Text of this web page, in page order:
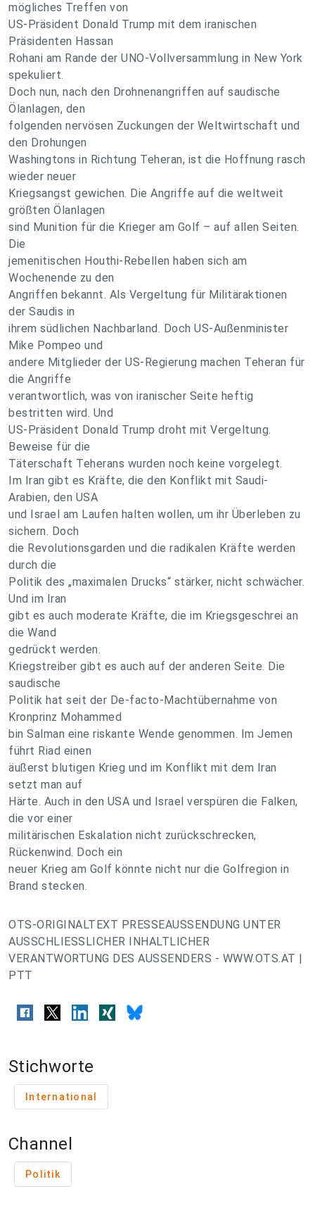
mögliches Treffen von
US-Präsident Donald Trump mit dem iranischen
Präsidenten Hassan
Rohani am Rande der UNO-Vollversammlung in New York
spekuliert.
Doch nun, nach den Drohnenangriffen auf saudische
Ölanlagen, den
folgenden nervösen Zuckungen der Weltwirtschaft und
den Drohungen
Washingtons in Richtung Teheran, ist die Hoffnung rasch
wieder neuer
Kriegsangst gewichen. Die Angriffe auf die weltweit
größten Ölanlagen
sind Munition für die Krieger am Golf – auf allen Seiten.
Die
jemenitischen Houthi-Rebellen haben sich am
Wochenende zu den
Angriffen bekannt. Als Vergeltung für Militäraktionen
der Saudis in
ihrem südlichen Nachbarland. Doch US-Außenminister
Mike Pompeo und
andere Mitglieder der US-Regierung machen Teheran für
die Angriffe
verantwortlich, was von iranischer Seite heftig
bestritten wird. Und
US-Präsident Donald Trump droht mit Vergeltung.
Beweise für die
Täterschaft Teherans wurden noch keine vorgelegt.
Im Iran gibt es Kräfte, die den Konflikt mit Saudi-
Arabien, den USA
und Israel am Laufen halten wollen, um ihr Überleben zu
sichern. Doch
die Revolutionsgarden und die radikalen Kräfte werden
durch die
Politik des „maximalen Drucks“ stärker, nicht schwächer.
Und im Iran
gibt es auch moderate Kräfte, die im Kriegsgeschrei an
die Wand
gedrückt werden.
Kriegstreiber gibt es auch auf der anderen Seite. Die
saudische
Politik hat seit der De-facto-Machtübernahme von
Kronprinz Mohammed
bin Salman eine riskante Wende genommen. Im Jemen
führt Riad einen
äußerst blutigen Krieg und im Konflikt mit dem Iran
setzt man auf
Härte. Auch in den USA und Israel verspüren die Falken,
die vor einer
militärischen Eskalation nicht zurückschrecken,
Rückenwind. Doch ein
neuer Krieg am Golf könnte nicht nur die Golfregion in
Brand stecken.
OTS-ORIGINALTEXT PRESSEAUSSENDUNG UNTER
AUSSCHLIESSLICHER INHALTLICHER
VERANTWORTUNG DES AUSSENDERS - WWW.OTS.AT |
PTT
Stichworte
International
Channel
Politik